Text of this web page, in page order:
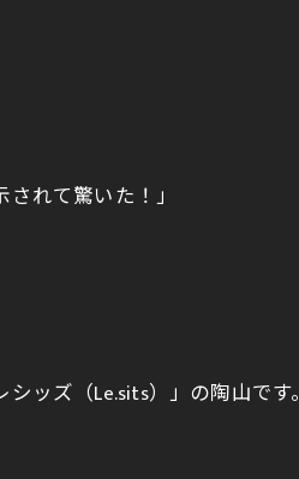
れて驚いた！」
ッズ（Le.sits）」の陶山です。